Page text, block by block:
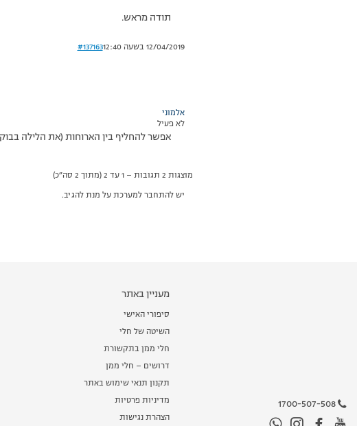
תודה מראש.
12/04/2019 בשעה 12:40 #137163
אלמוני
לא פעיל
אפשר להחליף בין הארוחות (את הלילה בבוקר
מוצגות 2 תגובות – 1 עד 2 (מתוך 2 סה״כ)
יש להתחבר למערכת על מנת להגיב.
1700-507-508
מעניין באתר
סיפורי האישי
השיטה של חלי
חלי ממן בתקשורת
דרושים – חלי ממן
תקנון תנאי שימוש באתר
מדיניות פרטיות
הצהרת נגישות